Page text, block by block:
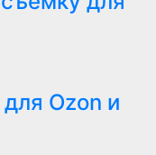
Ozon и